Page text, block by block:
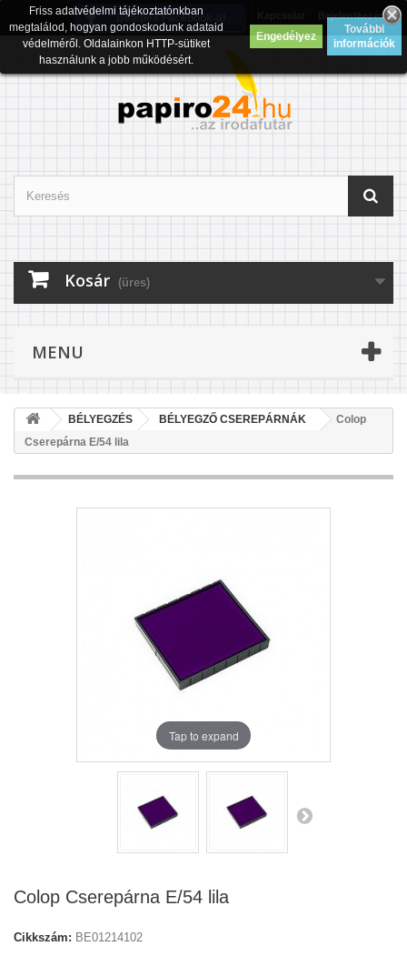
Bejelentkezés
Belépés Facebook-al
Kosár (üres)
MENU
Friss adatvédelmi tájékoztatónkban
megtalálod, hogyan gondoskodunk adataid
védelméről. Oldalainkon HTTP-sütiket
használunk a jobb működésért.
Engedélyez
További
információk
BÉLYEGZÉS BÉLYEGZŐ CSEREPÁRNÁK
Colop
Cserepárna E/54 lila
Tap to expand
Colop Cserepárna E/54 lila
Cikkszám: BE01214102